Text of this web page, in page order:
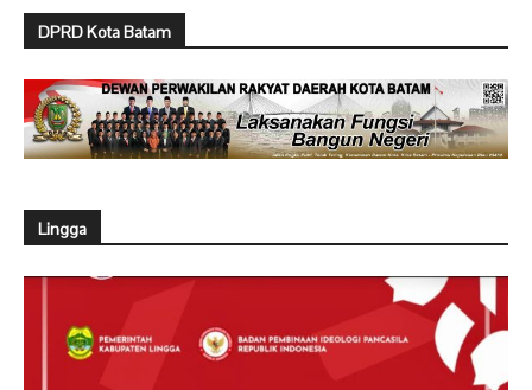
DPRD Kota Batam
Lingga